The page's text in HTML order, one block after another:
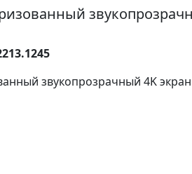
звукопрозрачный 4K